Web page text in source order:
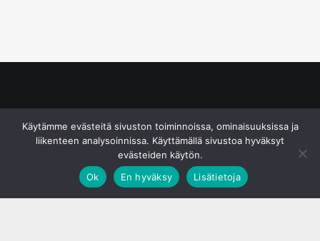
Käytämme evästeitä sivuston toiminnoissa, ominaisuuksissa ja
liikenteen analysoinnissa. Käyttämällä sivustoa hyväksyt
evästeiden käytön.
Ok
En hyväksy Lisätietoja